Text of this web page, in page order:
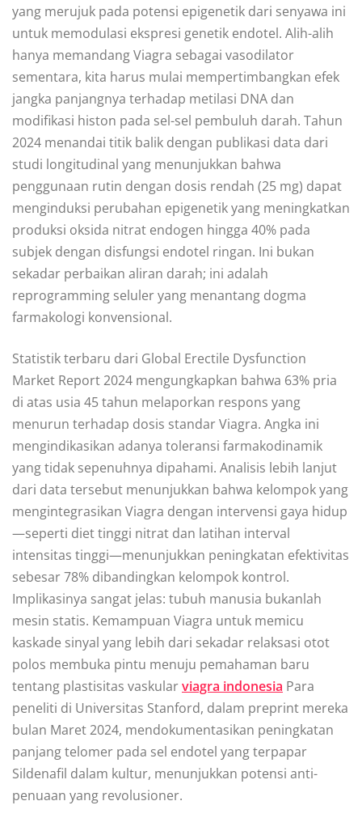
yang merujuk pada potensi epigenetik dari senyawa ini
untuk memodulasi ekspresi genetik endotel. Alih-alih
hanya memandang Viagra sebagai vasodilator
sementara, kita harus mulai mempertimbangkan efek
jangka panjangnya terhadap metilasi DNA dan
modifikasi histon pada sel-sel pembuluh darah. Tahun
2024 menandai titik balik dengan publikasi data dari
studi longitudinal yang menunjukkan bahwa
penggunaan rutin dengan dosis rendah (25 mg) dapat
menginduksi perubahan epigenetik yang meningkatkan
produksi oksida nitrat endogen hingga 40% pada
subjek dengan disfungsi endotel ringan. Ini bukan
sekadar perbaikan aliran darah; ini adalah
reprogramming seluler yang menantang dogma
farmakologi konvensional.
Statistik terbaru dari Global Erectile Dysfunction
Market Report 2024 mengungkapkan bahwa 63% pria
di atas usia 45 tahun melaporkan respons yang
menurun terhadap dosis standar Viagra. Angka ini
mengindikasikan adanya toleransi farmakodinamik
yang tidak sepenuhnya dipahami. Analisis lebih lanjut
dari data tersebut menunjukkan bahwa kelompok yang
mengintegrasikan Viagra dengan intervensi gaya hidup
—seperti diet tinggi nitrat dan latihan interval
intensitas tinggi—menunjukkan peningkatan efektivitas
sebesar 78% dibandingkan kelompok kontrol.
Implikasinya sangat jelas: tubuh manusia bukanlah
mesin statis. Kemampuan Viagra untuk memicu
kaskade sinyal yang lebih dari sekadar relaksasi otot
polos membuka pintu menuju pemahaman baru
tentang plastisitas vaskularviagra indonesia Para
peneliti di Universitas Stanford, dalam preprint mereka
bulan Maret 2024, mendokumentasikan peningkatan
panjang telomer pada sel endotel yang terpapar
Sildenafil dalam kultur, menunjukkan potensi anti-
penuaan yang revolusioner.